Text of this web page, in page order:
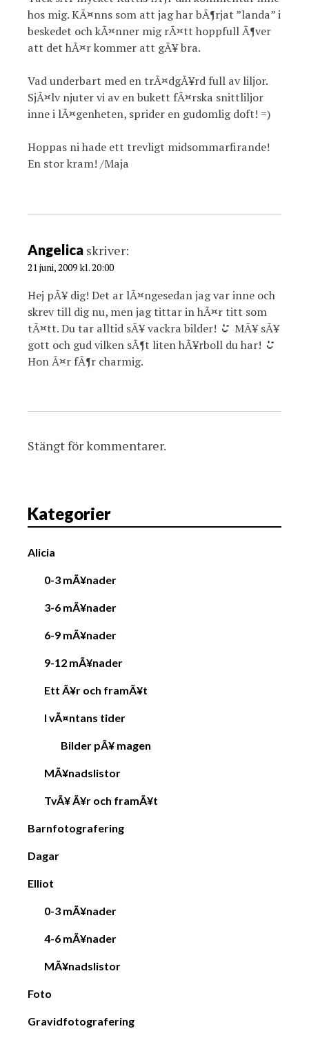
hos mig. KÃ¤nns som att jag har bÃ¶rjat ”landa” i
beskedet och kÃ¤nner mig rÃ¤tt hoppfull Ã¶ver
att det hÃ¤r kommer att gÃ¥ bra.
Vad underbart med en trÃ¤dgÃ¥rd full av liljor.
SjÃ¤lv njuter vi av en bukett fÃ¤rska snittliljor
inne i lÃ¤genheten, sprider en gudomlig doft! =)
Hoppas ni hade ett trevligt midsommarfirande!
En stor kram! /Maja
Angelica skriver:
21 juni, 2009 kl. 20:00
Hej pÃ¥ dig! Det ar lÃ¤ngesedan jag var inne och
skrev till dig nu, men jag tittar in hÃ¤r titt som
tÃ¤tt. Du tar alltid sÃ¥ vackra bilder!
MÃ¥ sÃ¥
gott och gud vilken sÃ¶t liten hÃ¥rboll du har!
Hon Ã¤r fÃ¶r charmig.
Stängt för kommentarer.
Kategorier
Alicia
0-3 mÃ¥nader
3-6 mÃ¥nader
6-9 mÃ¥nader
9-12 mÃ¥nader
Ett Ã¥r och framÃ¥t
I vÃ¤ntans tider
Bilder pÃ¥ magen
MÃ¥nadslistor
TvÃ¥ Ã¥r och framÃ¥t
Barnfotografering
Dagar
Elliot
0-3 mÃ¥nader
4-6 mÃ¥nader
MÃ¥nadslistor
Foto
Gravidfotografering